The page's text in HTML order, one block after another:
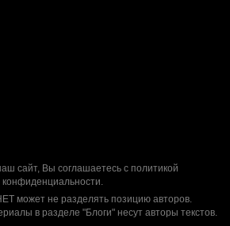
сайт, Вы соглашаетесь с политикой
конфиденциальности.
может не разделять позицию авторов.
в разделе "Блоги" несут авторы текстов.